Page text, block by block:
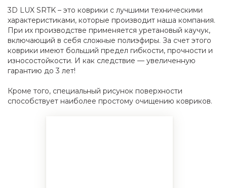
3D LUX SRTK – это коврики с лучшими техническими
характеристиками, которые производит наша компания.
При их производстве применяется уретановый каучук,
включающий в себя сложные полиэфиры. За счет этого
коврики имеют больший предел гибкости, прочности и
износостойкости. И как следствие — увеличенную
гарантию до 3 лет!
Кроме того, специальный рисунок поверхности
способствует наиболее простому очищению ковриков.